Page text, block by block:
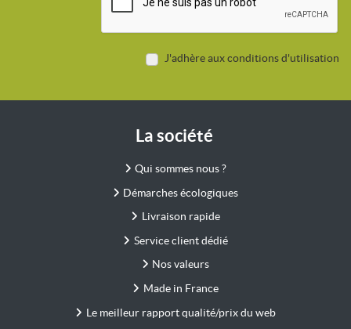
J'adhère aux conditions d'utilisation
La société
Qui sommes nous ?
Démarches écologiques
Livraison rapide
Service client dédié
Nos valeurs
Made in France
Le meilleur rapport qualité/prix du web